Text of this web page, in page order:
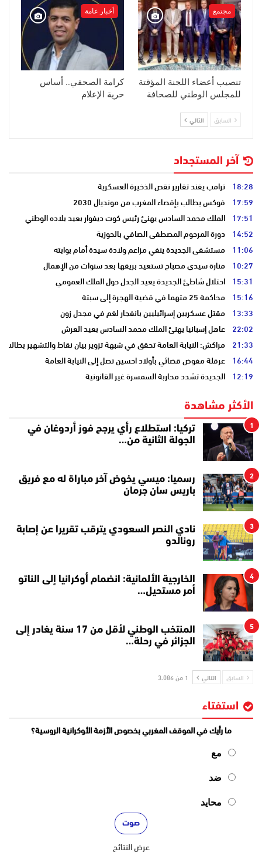
مجتمع
تنصيب أعضاء اللجنة المؤقتة
للمجلس الوطني للصحافة
أخبار عامة
كرامة الصحفي.. أساس
حرية الإعلام
السابق التالي
آخر المستجداد
18:28 ترامب يفند تقارير نقص الذخيرة العسكرية
17:59 فوكس يطالب بإقصاء المغرب من مونديال 2030
17:51 الملك محمد السادس يهنئ رئيس كوت ديفوار بعيد بلاده الوطني
14:52 دورة المرحوم المصطفى الصافي بالحوزية
11:06 مستشفى الجديدة ينفي مزاعم ولادة سيدة أمام بوابته
10:27 منارة سيدي مصباح تستعيد بريقها بعد سنوات من الإهمال
15:31 احتلال شاطئ الجديدة يعيد الجدل حول الملك العمومي
15:16 محاكمة 25 متهما في قضية الهجرة إلى سبتة
13:33 مقتل عسكريين إسرائيليين بانفجار لغم في مجدل زون
22:02 عاهل إسبانيا يهنئ الملك محمد السادس بعيد العرش
21:33 مراكش: النيابة العامة تحقق في شبهة تزوير بيان نقاط والتشهير بطالب
16:44 عرقلة مفوض قضائي بأولاد احسين تصل إلى النيابة العامة
12:19 الجديدة تشدد محاربة السمسرة غير القانونية
الأكثر مشاهدة
1
تركيا: استطلاع رأي يرجح فوز أردوغان في
الجولة الثانية من…
2
رسميا: ميسي يخوض آخر مباراة له مع فريق
باريس سان جرمان
3
نادي النصر السعودي يترقب تقريرا عن إصابة
رونالدو
4
الخارجية الألمانية: انضمام أوكرانيا إلى الناتو
أمر مستحيل…
5
المنتخب الوطني لأقل من 17 سنة يغادر إلى
الجزائر في رحلة…
السابق التالي 1 من 3٬086
استفتاء
ما رأيك في الموقف المغربي بخصوص الأزمة الأوكرانية الروسية؟
مع
ضد
محايد
عرض النتائج